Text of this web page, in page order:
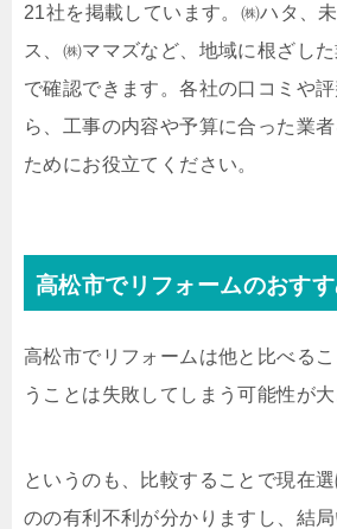
21社を掲載しています。㈱ハタ、
ス、㈱ママズなど、地域に根ざし
で確認できます。各社の口コミや
ら、工事の内容や予算に合った業
ためにお役立てください。
高松市でリフォームのおすす
高松市でリフォームは他と比べる
うことは失敗してしまう可能性が大
というのも、比較することで現在
のの有利不利が分かりますし、結